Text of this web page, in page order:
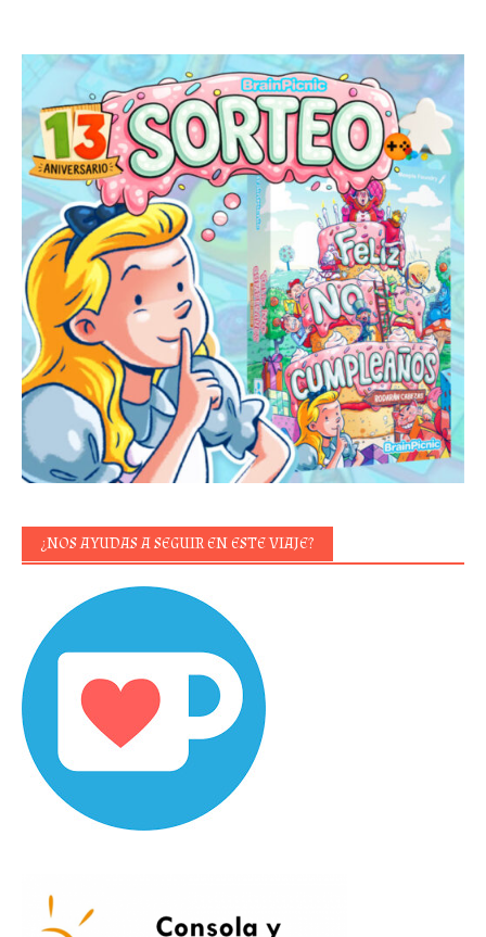
¿NOS AYUDAS A SEGUIR EN ESTE VIAJE?